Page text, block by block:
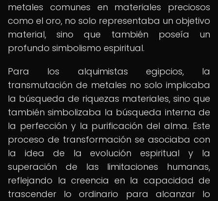
metales comunes en materiales preciosos
como el oro, no solo representaba un objetivo
material, sino que también poseía un
profundo simbolismo espiritual.
Para los alquimistas egipcios, la
transmutación de metales no solo implicaba
la búsqueda de riquezas materiales, sino que
también simbolizaba la búsqueda interna de
la perfección y la purificación del alma. Este
proceso de transformación se asociaba con
la idea de la evolución espiritual y la
superación de las limitaciones humanas,
reflejando la creencia en la capacidad de
trascender lo ordinario para alcanzar lo